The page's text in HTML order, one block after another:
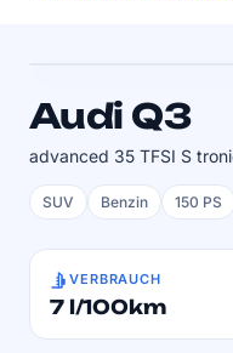
Faktor0.62
Audi Q3
advanced 35 TFSI S
SUV Benzin 150 PS
VERBRAUCH
7 l/100km